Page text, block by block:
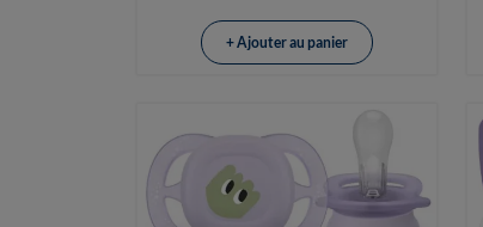
+ Ajouter au panier